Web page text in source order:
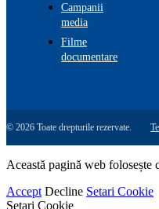
Campanii
media
Filme
documentare
© 2026 Toate drepturile rezervate.
Această pagină web
Accept Decline Setari Cookie
Setari Cookie